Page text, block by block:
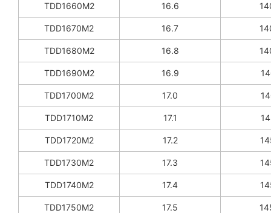
TDD1660M2 16.6
TDD1670M2 16.7
TDD1680M2 16.8
TDD1690M2 16.9
TDD1700M2 17.0
TDD1710M2 17.1
TDD1720M2 17.2
TDD1730M2 17.3
TDD1740M2 17.4
TDD1750M2 17.5